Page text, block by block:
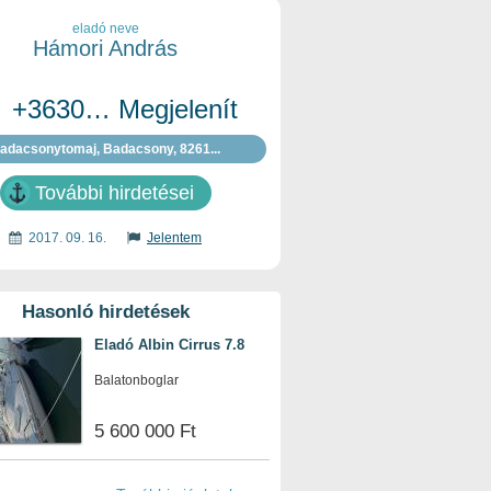
eladó neve
Hámori András
+3630… Megjelenít
Badacsony, 8261...
További hirdetései
2017. 09. 16. Jelentem
Hasonló hirdetések
Eladó Albin Cirrus 7.8
Balatonboglar
5 600 000 Ft